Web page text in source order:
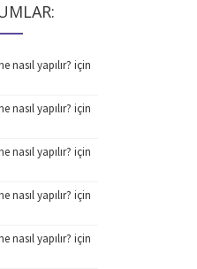
nasıl yapılır? için
nasıl yapılır? için
nasıl yapılır? için
nasıl yapılır? için
nasıl yapılır? için